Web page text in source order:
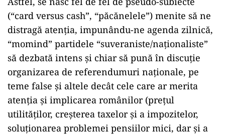
(“card versus cash”, “păcănelele”) menite să ne
distragă atenția, impunându-ne agenda zilnică,
“momind” partidele “suveraniste/naționaliste”
să dezbată intens și chiar să pună în discuție
organizarea de referendumuri naționale, pe
teme false și altele decât cele care ar merita
atenția și implicarea românilor (prețul
utilităților, creșterea taxelor și a impozitelor,
soluționarea problemei pensiilor mici, dar și a